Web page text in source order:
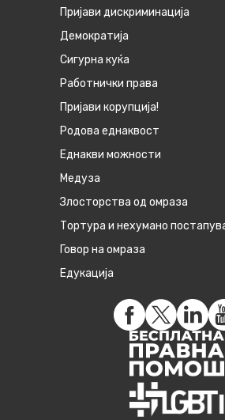
Пријави дискриминација
Демократија
Сигурна куќа
Работнички права
Пријави корупција!
Родова еднаквост
Eднакви можности
Медуза
Злосторства од омраза
Тортура и нехумано
Говор на омраза
Едукација